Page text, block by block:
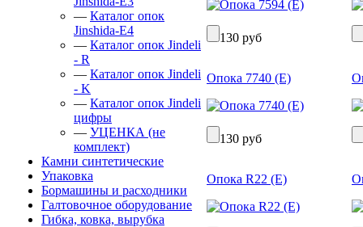
— Каталог опок
Jinshida-Е4
— Каталог опок Jindeli
- R
— Каталог опок Jindeli
- K
— Каталог опок Jindeli
цифры
— УЦЕНКА (не
комплект)
Камни синтетические
Упаковка
Бормашины и расходники
Галтовочное оборудование
Гибка, ковка, вырубка
130 руб
Опока 7740 (Е)
130 руб
Опока R22 (Е)